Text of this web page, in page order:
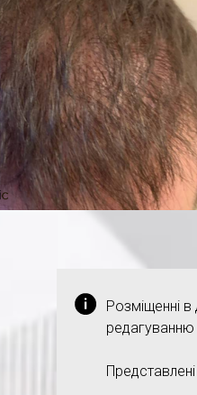
Розміщенні в
редагуванню